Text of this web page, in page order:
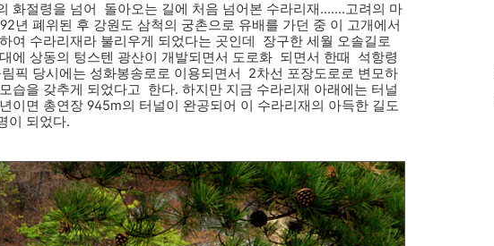
화절령을 넘어 돌아오는 길에 처음 넘어본 수라리재.......고려의 마
년 폐위된 후 강원도 삼척의 궁촌으로 유배를 가던 중 이 고개에서
여 수라리재라 불리우게 되었다는 곳인데 장구한 세월 오솔길로
에 상동의 텅스텐 광산이 개발되면서 도로화 되면서 한때 석항령
픽 당시에는 성화봉송로로 이용되면서 2차선 포장도로로 변모하
습을 갖추게 되었다고 한다. 하지만 지금 수라리재 아래에는 터널
이면 총연장 945m의 터널이 완공되어 이 수라리재의 아득한 길도
이 되었다.